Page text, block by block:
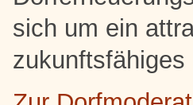
sich um ein
zukunftsfähiges